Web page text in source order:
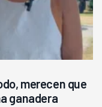
merecen que
ganadera